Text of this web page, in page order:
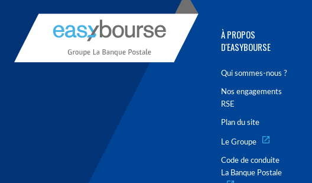
À PROPOS
D'EASYBOURSE
Qui sommes-nous ?
Nos engagements
RSE
Plan du site
Le Groupe
Code de conduite
La Banque Postale